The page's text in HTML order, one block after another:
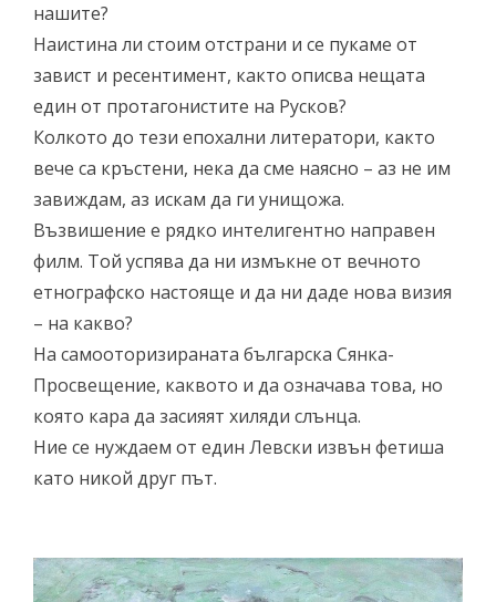
нашите?
Наистина ли стоим отстрани и се пукаме от
завист и ресентимент, както описва нещата
един от протагонистите на Русков?
Колкото до тези епохални литератори, както
вече са кръстени, нека да сме наясно – аз не им
завиждам, аз искам да ги унищожа.
Възвишение е рядко интелигентно направен
филм. Той успява да ни измъкне от вечното
етнографско настояще и да ни даде нова визия
– на какво?
На самооторизираната българска Сянка-
Просвещение, каквото и да означава това, но
която кара да засияят хиляди слънца.
Ние се нуждаем от един Левски извън фетиша
като никой друг път.